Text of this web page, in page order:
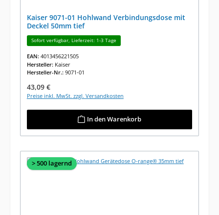
Kaiser 9071-01 Hohlwand Verbindungsdose mit
Deckel 50mm tief
Sofort verfügbar, Lieferzeit: 1-3 Tage
EAN: 4013456221505
Hersteller: Kaiser
Hersteller-Nr.: 9071-01
Regulärer Preis:
43,09 €
Preise inkl. MwSt. zzgl. Versandkosten
In den Warenkorb
> 500 lagernd